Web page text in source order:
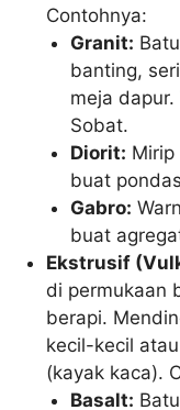
Contohnya:
Granit:
banting,
meja
Sobat.
Diorit:
buat
Gabro:
buat
Ekstrusif
di permukaan
berapi.
kecil-kecil
(kayak kaca).
Basalt: